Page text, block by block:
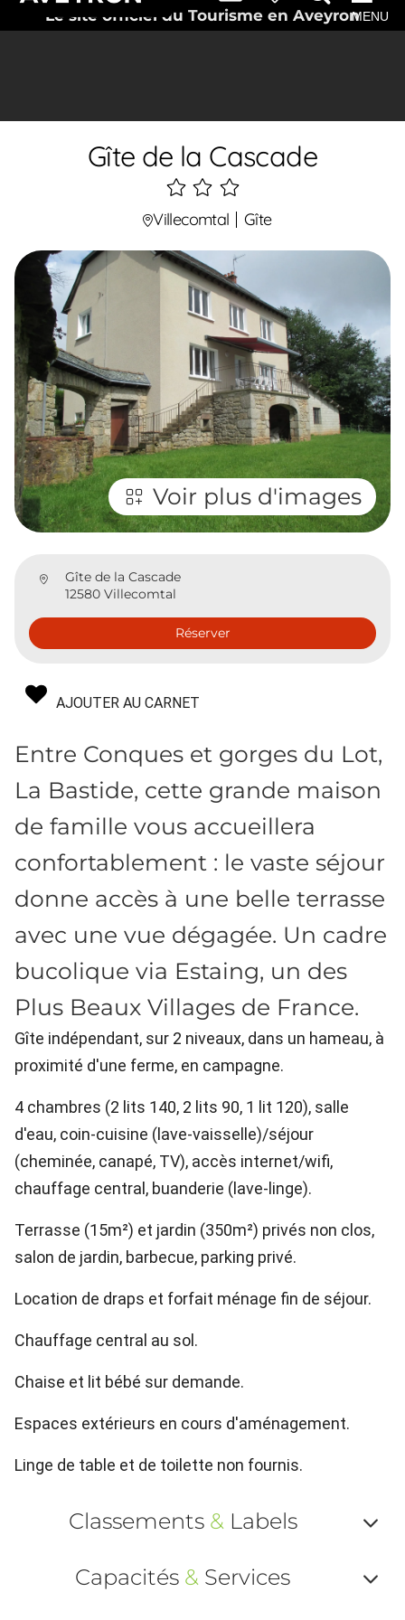
Le site officiel du Tourisme en AveyronMENU
Gîte de la Cascade
3
étoiles
Villecomtal Gîte
Voir plus d'images
Gîte de la Cascade
12580 Villecomtal
Réserver
AJOUTER AU CARNET
Entre Conques et gorges du Lot,
La Bastide, cette grande maison
de famille vous accueillera
confortablement : le vaste séjour
donne accès à une belle terrasse
avec une vue dégagée. Un cadre
bucolique via Estaing, un des
Plus Beaux Villages de France.
Gîte indépendant, sur 2 niveaux, dans un hameau, à
proximité d'une ferme, en campagne.
4 chambres (2 lits 140, 2 lits 90, 1 lit 120), salle
d'eau, coin-cuisine (lave-vaisselle)/séjour
(cheminée, canapé, TV), accès internet/wifi,
chauffage central, buanderie (lave-linge).
Terrasse (15m²) et jardin (350m²) privés non clos,
salon de jardin, barbecue, parking privé.
Location de draps et forfait ménage fin de séjour.
Chauffage central au sol.
Chaise et lit bébé sur demande.
Espaces extérieurs en cours d'aménagement.
Linge de table et de toilette non fournis.
Classements &Labels
ou
Capacités & Services